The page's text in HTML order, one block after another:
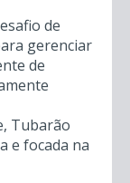
de
gerenciar
de
Tubarão
e focada na